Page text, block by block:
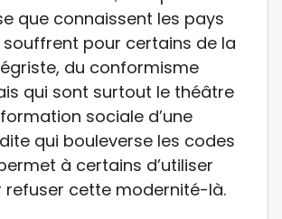
que connaissent les pays
souffrent pour certains de la
du conformisme
qui sont surtout le théâtre
sociale d’une
qui bouleverse les codes
à certains d’utiliser
refuser cette modernité-là.